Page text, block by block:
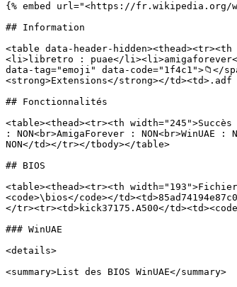
{% embed url="<https://fr.wikipedia.org/
## Information
<table data-header-
<li>libretro : puae</
data-tag="emoji" data-code="1f4c1">📁</
<strong>Extensions</strong></
## Fonctionnalités
<table><thead><tr><th
: NON<br>AmigaForever : NON<br>WinUAE
NON</td></tr></tbody></table>
## BIOS
<table><thead><tr><th
<code>\bios</code></
</tr><tr><td>kick37175.A500</
### WinUAE
<details>
<summary>List des BIOS WinUAE</summary>